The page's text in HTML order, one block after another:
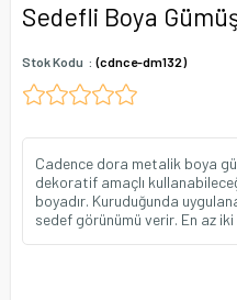
Sedefli Boya
Stok Kodu (cdnce-dm132)
Cadence dora metalik boya
dekoratif amaçlı
boyadır. Kuruduğunda
sedef görünümü verir. En az